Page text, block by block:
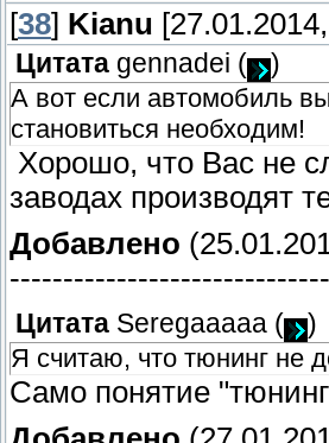
[38] Kianu
Цитата gennadei (
)
А вот если автомобиль
становиться необходим!
Хорошо, что Вас не
заводах производят
Добавлено
Цитата Seregaaaaa (
)
Я считаю, что тюнинг не
Само понятие